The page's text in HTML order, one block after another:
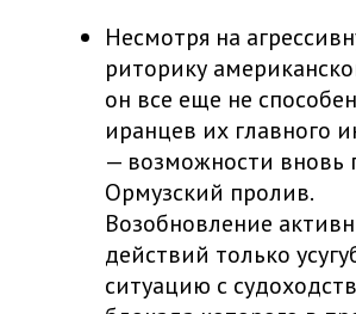
Несмотря на
риторику
он все еще не
иранцев их главного
— возможности вновь
Ормузский пролив.
Возобновление
действий только
ситуацию с